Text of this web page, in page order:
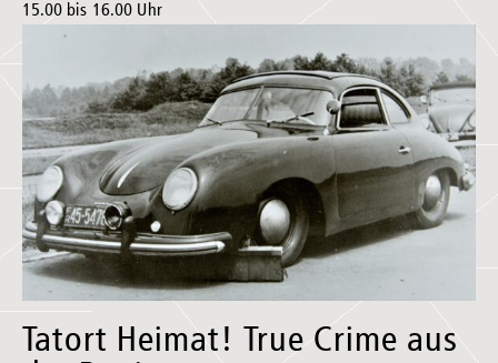
15.00 bis 16.00 Uhr
Tatort Heimat! True Crime aus